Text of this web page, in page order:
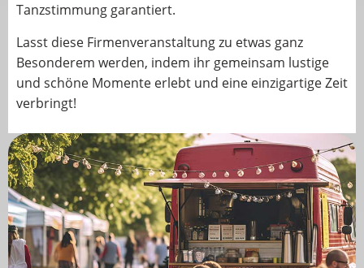
Tanzstimmung garantiert.
Lasst diese Firmenveranstaltung zu etwas ganz
Besonderem werden, indem ihr gemeinsam lustige
und schöne Momente erlebt und eine einzigartige Zeit
verbringt!